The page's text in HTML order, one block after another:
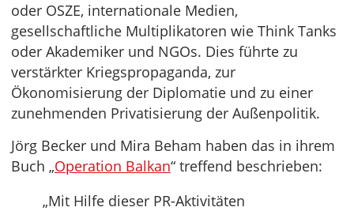
oder OSZE, internationale Medien,
gesellschaftliche Multiplikatoren wie Think Tanks
oder Akademiker und NGOs. Dies führte zu
verstärkter Kriegspropaganda, zur
Ökonomisierung der Diplomatie und zu einer
zunehmenden Privatisierung der Außenpolitik.
Jörg Becker und Mira Beham haben das in ihrem
Buch „Operation Balkan“ treffend beschrieben:
„Mit Hilfe dieser PR-Aktivitäten